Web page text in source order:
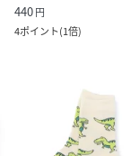
440円
4ポイント(1倍)